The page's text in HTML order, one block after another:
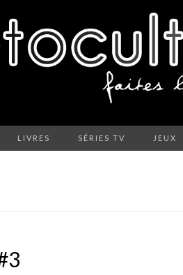
LIVRES SÉRIES TV JEUX